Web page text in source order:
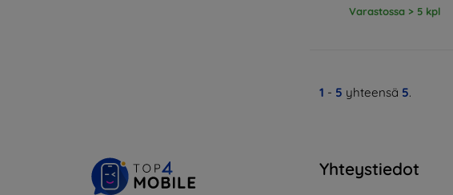
Varastossa > 5 kpl
1 - 5 yhteensä 5.
Yhteystiedot